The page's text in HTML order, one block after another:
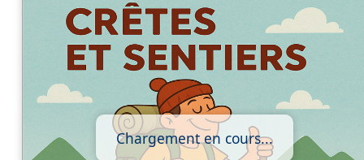
Chargement en cours...